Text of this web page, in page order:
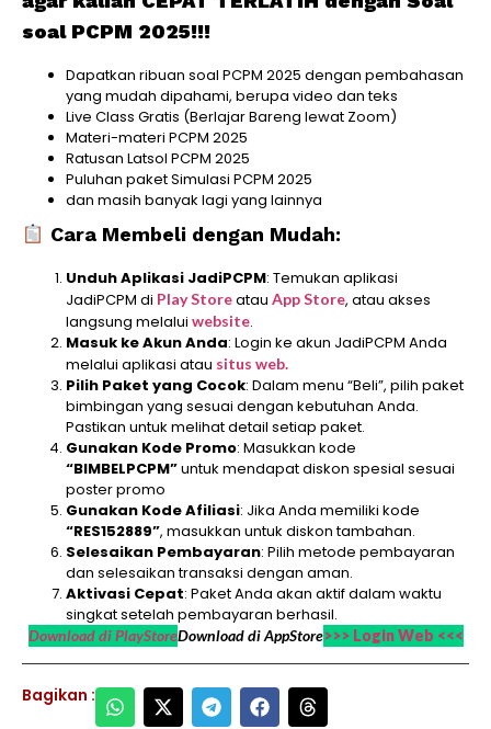
soal PCPM 2025!!!
Dapatkan ribuan soal PCPM 2025 dengan pembahasan
yang mudah dipahami, berupa video dan teks
Live Class Gratis (Berlajar Bareng lewat Zoom)
Materi-materi PCPM 2025
Ratusan Latsol PCPM 2025
Puluhan paket Simulasi PCPM 2025
dan masih banyak lagi yang lainnya
Cara Membeli dengan Mudah:
Unduh Aplikasi JadiPCPM: Temukan aplikasi
JadiPCPM di Play Storeatau App Store, atau akses
langsung melalui website.
Masuk ke Akun Anda: Login ke akun JadiPCPM Anda
melalui aplikasi atau situs web.
Pilih Paket yang Cocok: Dalam menu “Beli”, pilih paket
bimbingan yang sesuai dengan kebutuhan Anda.
Pastikan untuk melihat detail setiap paket.
Gunakan Kode Promo: Masukkan kode
“BIMBELPCPM”untuk mendapat diskon spesial sesuai
poster promo
Gunakan Kode Afiliasi: Jika Anda memiliki kode
“RES152889”, masukkan untuk diskon tambahan.
Selesaikan Pembayaran: Pilih metode pembayaran
dan selesaikan transaksi dengan aman.
Aktivasi Cepat: Paket Anda akan aktif dalam waktu
singkat setelah pembayaran berhasil.
Download di PlayStoreDownload di AppStore>>> Login Web <<<
Bagikan :